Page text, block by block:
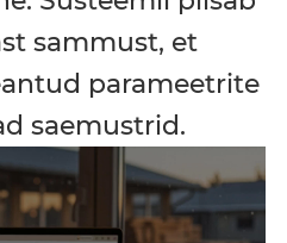
sammust, et
parameetrite
saemustrid.